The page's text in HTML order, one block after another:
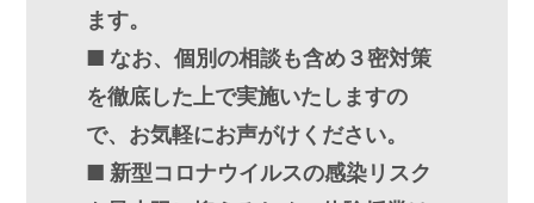
ます。
■ なお、個別の相談も含め３密対策
を徹底した上で実施いたしますの
で、お気軽にお声がけください。
■ 新型コロナウイルスの感染リスク